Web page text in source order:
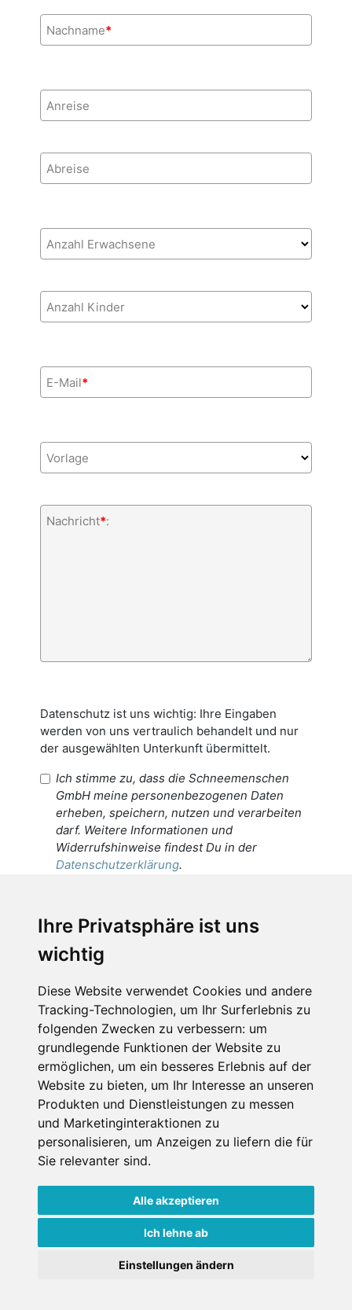
Ihre Privatsphäre ist uns
wichtig
Diese Website verwendet Cookies und andere
Tracking-Technologien, um Ihr Surferlebnis zu
folgenden Zwecken zu verbessern: um
grundlegende Funktionen der Website zu
ermöglichen, um ein besseres Erlebnis auf der
Website zu bieten, um Ihr Interesse an unseren
Produkten und Dienstleistungen zu messen
und Marketinginteraktionen zu
personalisieren, um Anzeigen zu liefern die für
Sie relevanter sind.
Alle akzeptieren
Ich lehne ab
Einstellungen ändern
Nachname*
Anreise
Abreise
Anzahl Erwachsene
Anzahl Kinder
E-Mail*
Vorlage
Nachricht*:
Datenschutz ist uns wichtig: Ihre Eingaben
werden von uns vertraulich behandelt und nur
der ausgewählten Unterkunft übermittelt.
Ich stimme zu, dass die Schneemenschen
GmbH meine personenbezogenen Daten
erheben, speichern, nutzen und verarbeiten
darf. Weitere Informationen und
Widerrufshinweise findest Du in der
Datenschutzerklärung.
personenbezogenen Daten an den
Empfänger dieser Nachricht weitergeleitet
werden dürfen. Weitere Informationen und
Datenschutzerklärung.
Anfrage abschicken
Diese Seite ist durch reCAPTCHA geschützt und es
gelten die GoogleDatenschutzerklärung und
Nutzungsbedingungen.
Datenschutzbedingungen
Nutzungsbedingungen Impressum Kontakt